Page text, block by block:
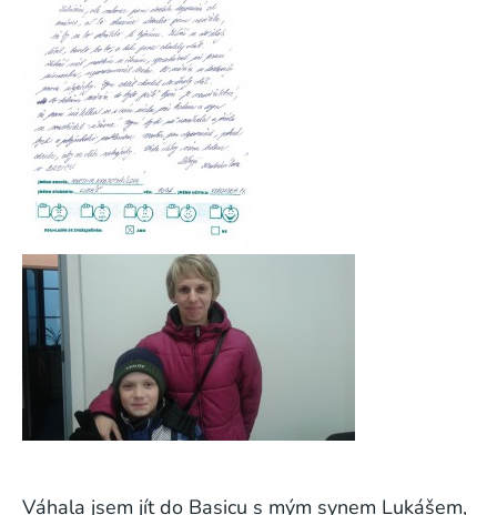
Váhala jsem jít do Basicu s mým synem Lukášem,